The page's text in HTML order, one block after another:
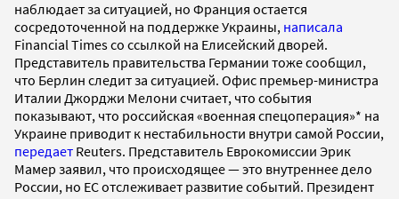
наблюдает за ситуацией, но Франция остается
сосредоточенной на поддержке Украины, написала
Financial Times со ссылкой на Елисейский дворей.
Представитель правительства Германии тоже сообщил,
что Берлин следит за ситуацией. Офис премьер-министра
Италии Джорджи Мелони считает, что события
показывают, что российская «военная спецоперация»* на
Украине приводит к нестабильности внутри самой России,
передает Reuters. Представитель Еврокомиссии Эрик
Мамер заявил, что происходящее — это внутреннее дело
России, но ЕС отслеживает развитие событий. Президент